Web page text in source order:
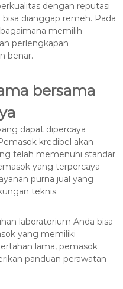
dengan reputasi
dianggap remeh. Pada
memilih
perlengkapan
benar.
bersama
dapat dipercaya
kredibel akan
telah memenuhi standar
yang terpercaya
purna jual yang
teknis.
laboratorium Anda bisa
yang memiliki
lama, pemasok
panduan perawatan